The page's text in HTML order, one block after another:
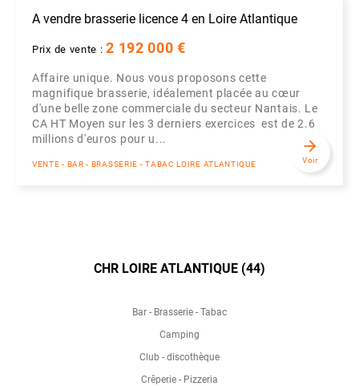
A vendre brasserie licence 4 en Loire Atlantique
Prix de vente :2 192 000 €
Affaire unique. Nous vous proposons cette
magnifique brasserie, idéalement placée au cœur
d'une belle zone commerciale du secteur Nantais. Le
CA HT Moyen sur les 3 derniers exercices est de 2.6
millions d'euros pour u...
VENTE - BAR - BRASSERIE - TABAC LOIRE ATLANTIQUE
arrow_forward
Voir
CHR LOIRE ATLANTIQUE (44)
Bar - Brasserie - Tabac
Camping
Club - discothèque
Crêperie - Pizzeria